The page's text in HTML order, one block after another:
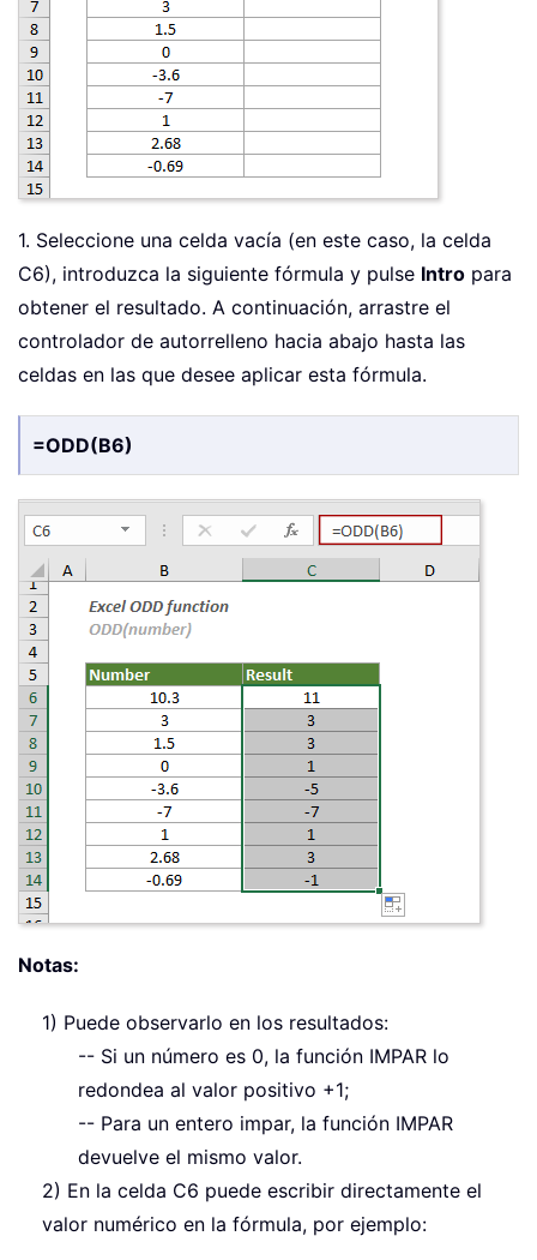
1. Seleccione una celda vacía (en este caso, la celda
C6), introduzca la siguiente fórmula y pulse Intro para
obtener el resultado. A continuación, arrastre el
controlador de autorrelleno hacia abajo hasta las
celdas en las que desee aplicar esta fórmula.
=ODD(B6)
Notas:
1) Puede observarlo en los resultados:
-- Si un número es 0, la función IMPAR lo
redondea al valor positivo +1;
-- Para un entero impar, la función IMPAR
devuelve el mismo valor.
2) En la celda C6 puede escribir directamente el
valor numérico en la fórmula, por ejemplo: